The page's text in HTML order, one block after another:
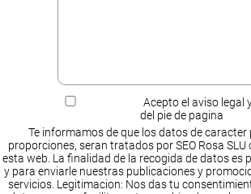
Acepto el aviso legal
del pie de pagina
Te informamos de que los datos de caracter
proporciones, seran tratados por SEO Rosa
esta web. La finalidad de la recogida de datos es
y para enviarle nuestras publicaciones y
servicios. Legitimacion: Nos das tu